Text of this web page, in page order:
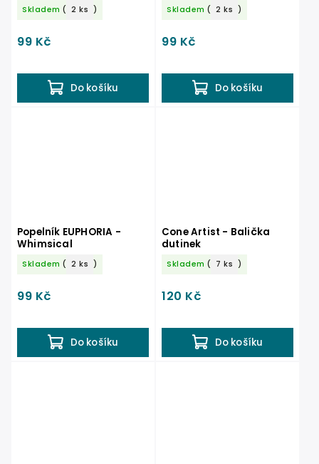
Skladem ( 2 ks )
99 Kč
Do košíku
Skladem ( 2 ks )
99 Kč
Do košíku
Popelník EUPHORIA -
Whimsical
Skladem ( 2 ks )
99 Kč
Do košíku
Cone Artist - Balička
dutinek
Skladem ( 7 ks )
120 Kč
Do košíku